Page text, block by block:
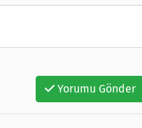
Yorumu Gönder